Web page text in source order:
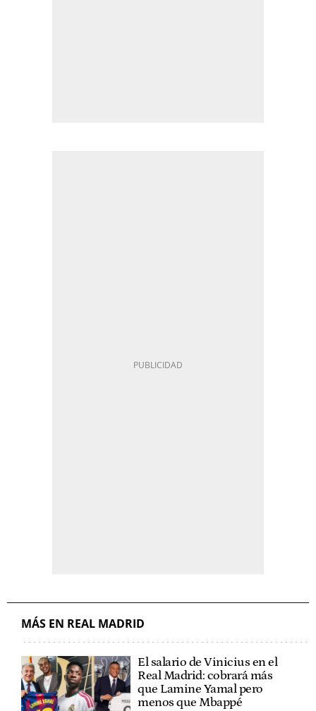
MÁS EN REAL MADRID
El salario de Vinicius en el
Real Madrid: cobrará más
que Lamine Yamal pero
menos que Mbappé